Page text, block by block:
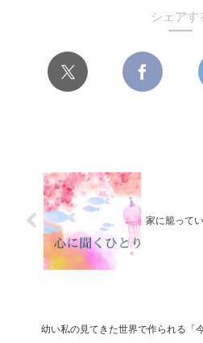
シェアす
家に籠って
幼い私の見てきた世界で作られる「今